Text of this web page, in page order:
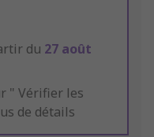
du 27 août
" Vérifier les
de détails